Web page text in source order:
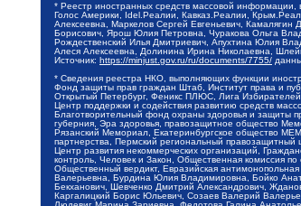
* Реестр иностранных средств массовой
Голос Америки, Idel.Реалии, Кавказ.Реалии,
Алексеевна, Маркелов Сергей Евгеньевич,
Борисович, Ярош Юлия Петровна, Чуракова Ольга
Рождественский Илья Дмитриевич, Апухтина Юлия
Алеся Алексеевна, Долинина Ирина Николаевна,
Источник: https://minjust.gov.ru/ru/documents/7755/
* Сведения реестра НКО, выполняющих функции
Фонд защиты прав граждан Штаб, Институт права и
Открытый Петербург, Феникс ПЛЮС, Лига
Центр поддержки и содействия развитию средств
Благотворительный фонд охраны здоровья и защиты
губерния, Эра здоровья, правозащитное общество
Рязанский Мемориал, Екатеринбургское общество
партнерства, Пермский региональный
Центр развития некоммерческих организаций,
контроль, Человек и Закон, Общественная комиссия
Общественный вердикт, Евразийская
Валерьевна, Бурдина Юлия Владимировна, Бойко
Бекханович, Шевченко Дмитрий Александрович,
Каргалицкий Борис Юльевич, Созаев Валерий